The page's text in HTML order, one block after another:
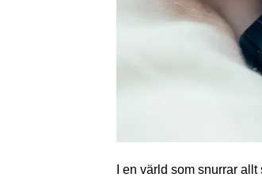
I en värld som snurrar